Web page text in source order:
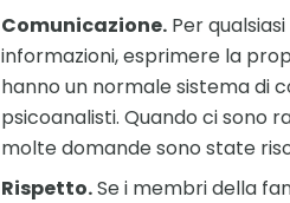
Comunicazione. Per
informazioni, esprimere la
hanno un normale sistema di
psicoanalisti. Quando ci sono
molte domande sono state
Rispetto.Se i membri della